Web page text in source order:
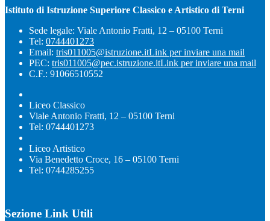
Istituto di Istruzione Superiore Classico e Artistico di Terni
Sede legale: Viale Antonio Fratti, 12 – 05100 Terni
Tel: 0744401273
Email: tris011005@istruzione.itLink per inviare una mail
PEC: tris011005@pec.istruzione.itLink per inviare una mail
C.F.: 91066510552
Liceo Classico
Viale Antonio Fratti, 12 – 05100 Terni
Tel: 0744401273
Liceo Artistico
Via Benedetto Croce, 16 – 05100 Terni
Tel: 0744285255
Sezione Link Utili